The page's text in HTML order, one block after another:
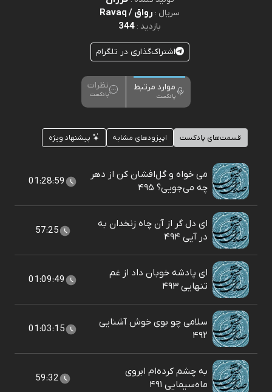
سریال : رواق / Ravaq
بازدید : 344
اشتراک‌گذاری در تلگرام
موارد مرتبط
پادکست
نظرات
پادکست
قسمت‌های پادکست اپیزودهای مشابه پیشنهاد ویژه
می خواه و گل‌افشان کن از دهر
چه می‌جویی؟ ۴۹۵
01:28:59
ای دل گر از آن چاه زنخدان به
در آیی ۴۹۴
57:25
ای پادشه خوبان داد از غم
تنهایی ۴۹۳
01:09:49
سلامی چو بوی خوش آشنایی
۴۹۲
01:03:15
به چشم کرده‌ام ابروی
ماه‌سیمایی ۴۹۱
59:32